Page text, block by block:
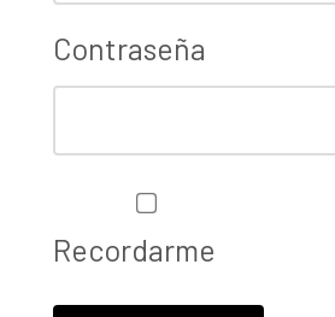
Contraseña
Recordarme